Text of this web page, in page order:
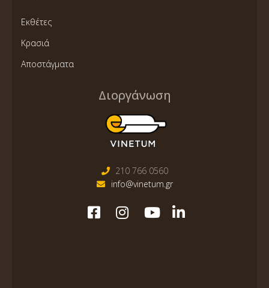
Εκθέτες
Κρασιά
Αποστάγματα
Διοργάνωση
210 766 0560
info@vinetum.gr